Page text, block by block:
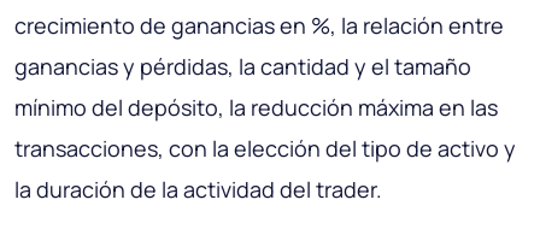
crecimiento de ganancias en %, la relación entre
ganancias y pérdidas, la cantidad y el tamaño
mínimo del depósito, la reducción máxima en las
transacciones, con la elección del tipo de activo y
la duración de la actividad del trader.